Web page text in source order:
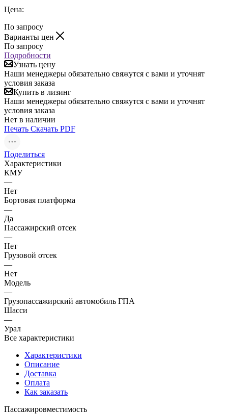
Цена:
По запросу
Варианты цен
По запросу
Подробности
Узнать цену
Наши менеджеры обязательно свяжутся с вами и уточнят
условия заказа
Купить в лизинг
Наши менеджеры обязательно свяжутся с вами и уточнят
условия заказа
Нет в наличии
Печать Скачать PDF
Поделиться
Характеристики
КМУ
—
Нет
Бортовая платформа
—
Да
Пассажирский отсек
—
Нет
Грузовой отсек
—
Нет
Модель
—
Грузопассажирский автомобиль ГПА
Шасси
—
Урал
Все характеристики
Характеристики
Описание
Доставка
Оплата
Как заказать
Пассажировместимость